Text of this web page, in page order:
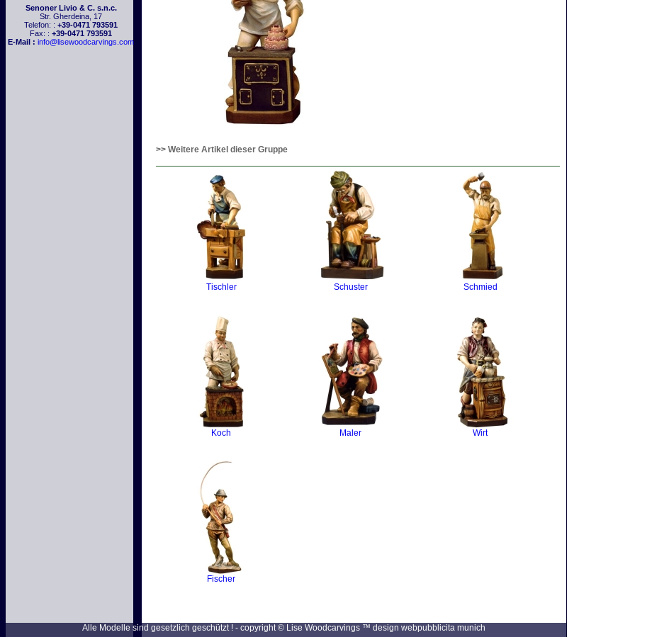
Senoner Livio & C. s.n.c.
Str. Gherdeina, 17
Telefon: : +39-0471 793591
Fax: : +39-0471 793591
E-Mail : info@lisewoodcarvings.com
>> Weitere Artikel dieser Gruppe
Tischler Schuster Schmied
Koch Maler Wirt
Fischer
Alle Modelle sind gesetzlich geschützt ! - copyright © Lise Woodcarvings ™ design webpubblicita munich